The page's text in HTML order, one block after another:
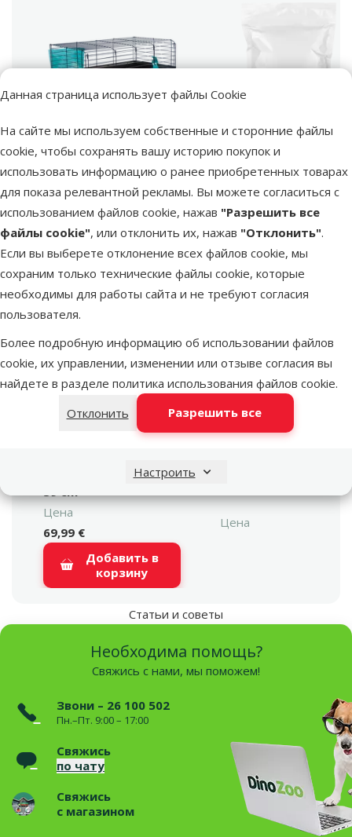
Данная страница использует файлы Cookie
На сайте мы используем собственные и сторонние файлы
cookie, чтобы сохранять вашу историю покупок и
использовать информацию о ранее приобретенных товарах
для показа релевантной рекламы. Вы можете согласиться с
использованием файлов cookie, нажав "Разрешить все
файлы cookie", или отклонить их, нажав "Отклонить".
Если вы выберете отклонение всех файлов cookie, мы
сохраним только технические файлы cookie, которые
необходимы для работы сайта и не требуют согласия
пользователя.
Более подробную информацию об использовании файлов
cookie, их управлении, изменении или отзыве согласия вы
найдете в разделе политика использования файлов cookie.
Отклонить
Разрешить все
Настроить
марка
Клетка для кроликов
– Small Animal Michal,
Blue, 100 x 55 x 39 см
Поиск продукта
Клетка с
оборудованием
Клетка с
оборудованием
Материал
Синий
Цвет
Грызун
Ёж, Морская свинка,
Кролик
Грызун
Длина
Цена
69,99 €
Цена
Добавить в
корзину
Статьи и советы
Необходима помощь?
Свяжись с нами, мы поможем!
Звони – 26 100 502
Пн.–Пт. 9:00 – 17:00
Свяжись
по чату
Свяжись
с магазином